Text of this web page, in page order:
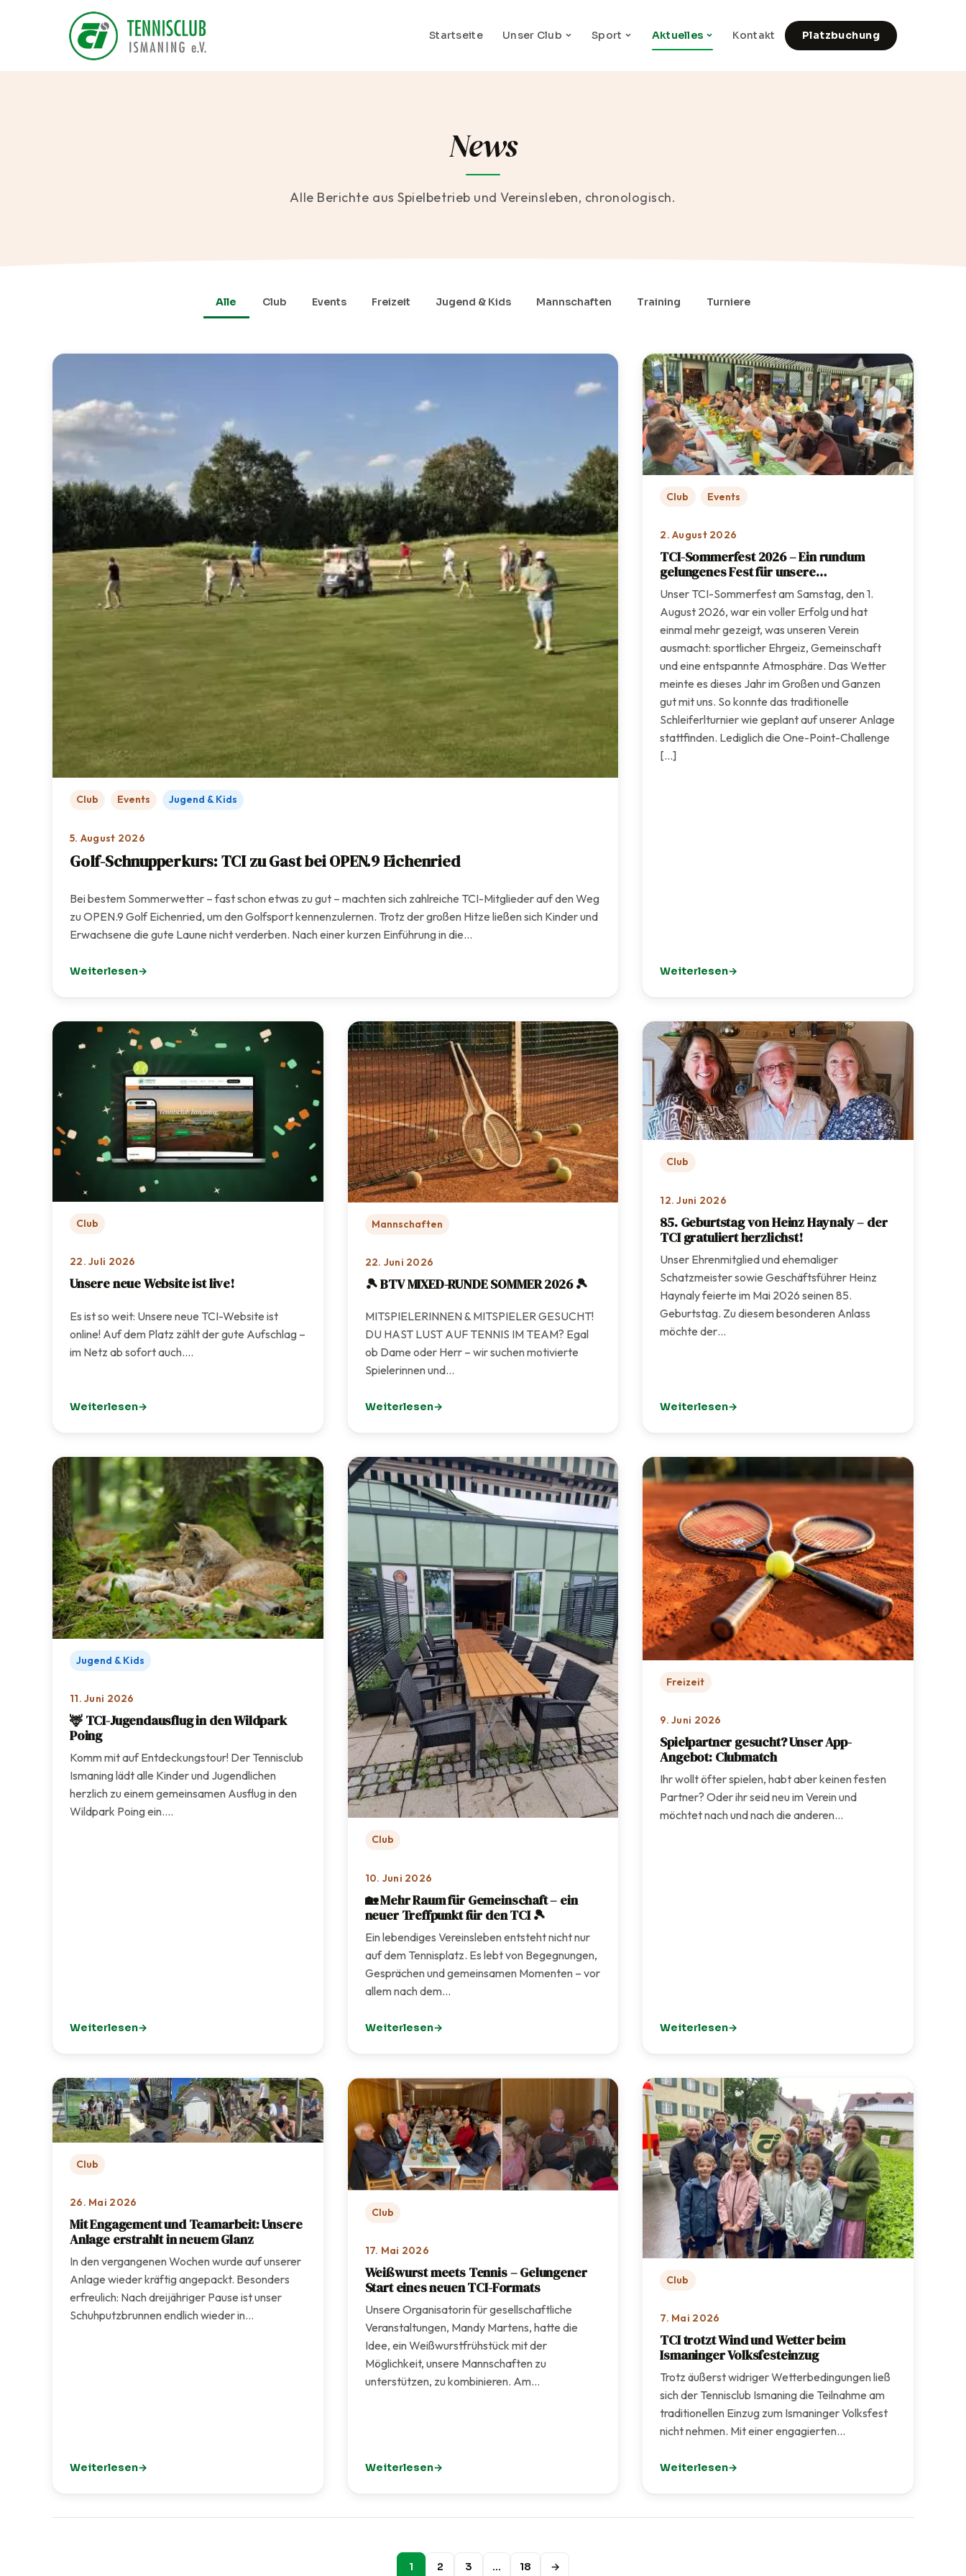
Startseite Unser Club Sport Aktuelles Kontakt Platzbuchung
News
Alle Berichte aus Spielbetrieb und Vereinsleben, chronologisch.
Alle Club Events Freizeit Jugend & Kids Mannschaften Training Turniere
Club Events Jugend & Kids
5. August 2026
Golf-Schnupperkurs: TCI zu Gast bei OPEN.9 Eichenried
Bei bestem Sommerwetter – fast schon etwas zu gut – machten sich zahlreiche TCI-Mitglieder auf den Weg
zu OPEN.9 Golf Eichenried, um den Golfsport kennenzulernen. Trotz der großen Hitze ließen sich Kinder und
Erwachsene die gute Laune nicht verderben. Nach einer kurzen Einführung in die…
Weiterlesen
: Golf-Schnupperkurs: TCI zu Gast bei OPEN.9 Eichenried
Club Events
2. August 2026
TCI-Sommerfest 2026 – Ein rundum
gelungenes Fest für unsere
Vereinsgemeinschaft
Unser TCI-Sommerfest am Samstag, den 1.
August 2026, war ein voller Erfolg und hat
einmal mehr gezeigt, was unseren Verein
ausmacht: sportlicher Ehrgeiz, Gemeinschaft
und eine entspannte Atmosphäre. Das Wetter
meinte es dieses Jahr im Großen und Ganzen
gut mit uns. So konnte das traditionelle
Schleiferlturnier wie geplant auf unserer Anlage
stattfinden. Lediglich die One-Point-Challenge
[…]
Weiterlesen
: TCI-Sommerfest 2026 – Ein rundum gelungenes Fest
Club
22. Juli 2026
Unsere neue Website ist live!
Es ist so weit: Unsere neue TCI-Website ist
online! Auf dem Platz zählt der gute Aufschlag –
im Netz ab sofort auch.…
Weiterlesen
: Unsere neue Website ist live!
Mannschaften
22. Juni 2026
🎾 BTV MIXED-RUNDE SOMMER 2026 🎾
MITSPIELERINNEN & MITSPIELER GESUCHT!
DU HAST LUST AUF TENNIS IM TEAM? Egal
ob Dame oder Herr – wir suchen motivierte
Spielerinnen und…
Weiterlesen
: 🎾 BTV MIXED-RUNDE SOMMER 2026 🎾
Club
12. Juni 2026
85. Geburtstag von Heinz Haynaly – der
TCI gratuliert herzlichst!
Unser Ehrenmitglied und ehemaliger
Schatzmeister sowie Geschäftsführer Heinz
Haynaly feierte im Mai 2026 seinen 85.
Geburtstag. Zu diesem besonderen Anlass
möchte der…
Weiterlesen
: 85. Geburtstag von Heinz Haynaly – der TCI gratuliert
Jugend & Kids
11. Juni 2026
🦌 TCI-Jugendausflug in den Wildpark
Poing
Komm mit auf Entdeckungstour! Der Tennisclub
Ismaning lädt alle Kinder und Jugendlichen
herzlich zu einem gemeinsamen Ausflug in den
Wildpark Poing ein.…
Weiterlesen
: 🦌 TCI-Jugendausflug in den Wildpark Poing
Club
10. Juni 2026
🏡 Mehr Raum für Gemeinschaft – ein
neuer Treffpunkt für den TCI 🎾
Ein lebendiges Vereinsleben entsteht nicht nur
auf dem Tennisplatz. Es lebt von Begegnungen,
Gesprächen und gemeinsamen Momenten – vor
allem nach dem…
Weiterlesen
: 🏡 Mehr Raum für Gemeinschaft – ein neuer Treffpunkt für den TCI 🎾
Freizeit
9. Juni 2026
Spielpartner gesucht? Unser App-
Angebot: Clubmatch
Ihr wollt öfter spielen, habt aber keinen festen
Partner? Oder ihr seid neu im Verein und
möchtet nach und nach die anderen…
Weiterlesen
: Spielpartner gesucht? Unser App-Angebot: Clubmatch
Club
26. Mai 2026
Mit Engagement und Teamarbeit: Unsere
Anlage erstrahlt in neuem Glanz
In den vergangenen Wochen wurde auf unserer
Anlage wieder kräftig angepackt. Besonders
erfreulich: Nach dreijähriger Pause ist unser
Schuhputzbrunnen endlich wieder in…
Weiterlesen
: Mit Engagement und Teamarbeit: Unsere Anlage erstrahlt in neuem Glanz
Club
17. Mai 2026
Weißwurst meets Tennis – Gelungener
Start eines neuen TCI-Formats
Unsere Organisatorin für gesellschaftliche
Veranstaltungen, Mandy Martens, hatte die
Idee, ein Weißwurstfrühstück mit der
Möglichkeit, unsere Mannschaften zu
unterstützen, zu kombinieren. Am…
Weiterlesen
: Weißwurst meets Tennis – Gelungener Start eines neuen TCI-Formats
Club
7. Mai 2026
TCI trotzt Wind und Wetter beim
Ismaninger Volksfesteinzug
Trotz äußerst widriger Wetterbedingungen ließ
sich der Tennisclub Ismaning die Teilnahme am
traditionellen Einzug zum Ismaninger Volksfest
nicht nehmen. Mit einer engagierten…
Weiterlesen
: TCI trotzt Wind und Wetter beim Ismaninger
1 2 3 … 18 →